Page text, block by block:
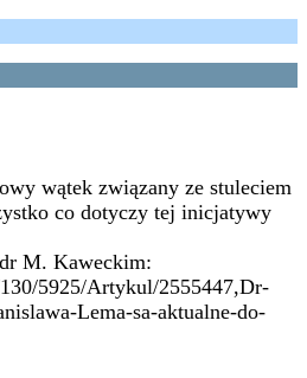
wątek związany ze stuleciem
co dotyczy tej inicjatywy
M. Kaweckim:
5925/Artykul/2555447,Dr-
Lema-sa-aktualne-do-